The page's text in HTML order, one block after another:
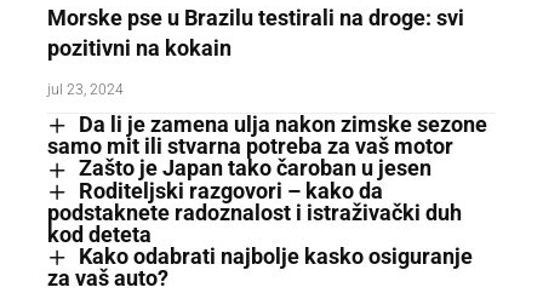
Morske pse u Brazilu testirali na droge: svi
pozitivni na kokain
jul 23, 2024
Da li je zamena ulja nakon zimske sezone
samo mit ili stvarna potreba za vaš motor
Zašto je Japan tako čaroban u jesen
Roditeljski razgovori – kako da
podstaknete radoznalost i istraživački duh
kod deteta
Kako odabrati najbolje kasko osiguranje
za vaš auto?